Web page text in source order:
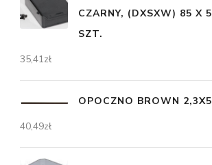
CZARNY, (DXSXW) 85 X
SZT.
35,41zł
OPOCZNO BROWN
40,49zł